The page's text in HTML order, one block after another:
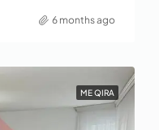
6 months ago
ME QIRA